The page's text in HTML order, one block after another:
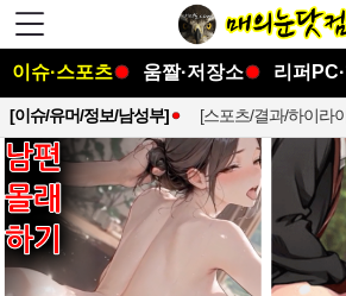
이슈·스포츠 움짤·저장소 리퍼
[이슈/유머/정보/남성부] [스포츠/결과/하이라